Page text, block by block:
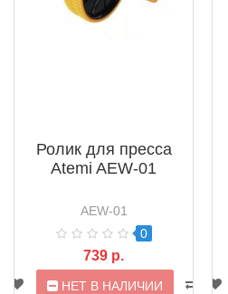
Ролик для пресса
Atemi AEW-01
AEW-01
0
739 р.
НЕТ В НАЛИЧИИ